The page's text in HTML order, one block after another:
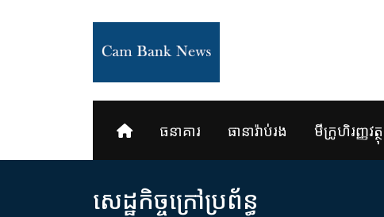
ធនាគារ ធានារ៉ាប់រង មីក្រូហិរញ្ញវត្ថុ
សេដ្ឋកិច្ចក្រៅប្រព័ន្ធ